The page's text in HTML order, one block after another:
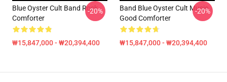
Blue Oyster Cult Band Rock
Comforter
₩15,847,000 - ₩20,394,400
-20%
Band Blue Oyster Cult Music
Good Comforter
₩15,847,000 - ₩20,394,400
-20%